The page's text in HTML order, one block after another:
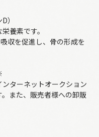
）
養素です。
収を促進し、骨の形成を
ターネットオークション
また、販売者様への卸販